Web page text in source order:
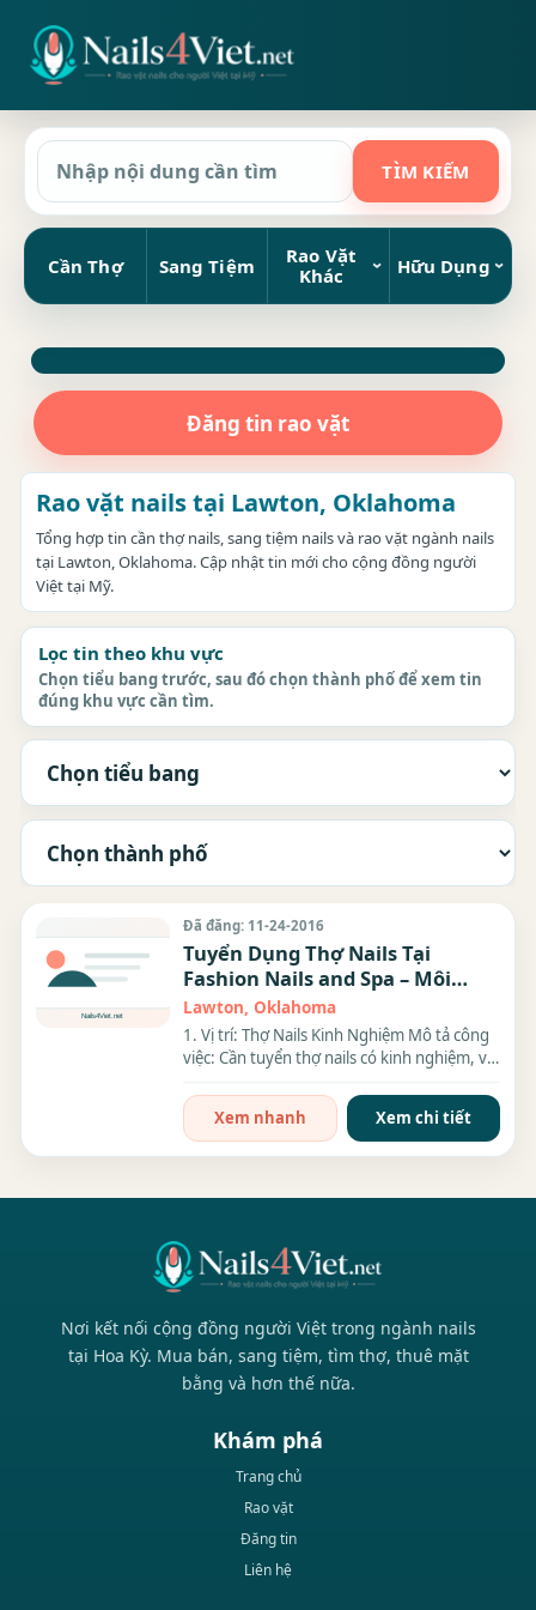
Cần Thợ Sang Tiệm
Rao Vặt
Khác
Hữu Dụng
Đăng tin rao vặt
Rao vặt nails tại Lawton, Oklahoma
Tổng hợp tin cần thợ nails, sang tiệm nails và rao vặt ngành nails
tại Lawton, Oklahoma. Cập nhật tin mới cho cộng đồng người
Việt tại Mỹ.
Lọc tin theo khu vực
Chọn tiểu bang trước, sau đó chọn thành phố để xem tin
đúng khu vực cần tìm.
Đã đăng: 11-24-2016
Tuyển Dụng Thợ Nails Tại
Fashion Nails and Spa – Môi
Trường Làm Việc Hấp Dẫn!
Lawton, Oklahoma
1. Vị trí: Thợ Nails Kinh Nghiệm Mô tả công
việc: Cần tuyển thợ nails có kinh nghiệm, với
Xem nhanh
Xem chi tiết
Nơi kết nối cộng đồng người Việt trong ngành nails
tại Hoa Kỳ. Mua bán, sang tiệm, tìm thợ, thuê mặt
bằng và hơn thế nữa.
Khám phá
Trang chủ
Rao vặt
Đăng tin
Liên hệ